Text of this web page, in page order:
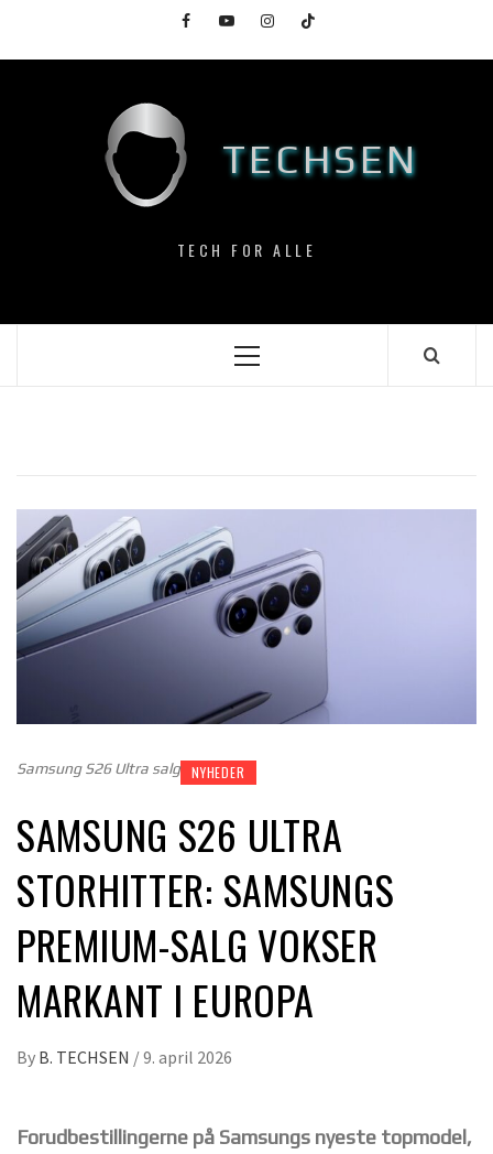
content
FacebookYouTubeInstagramTikTok
TECHSEN
TECH FOR ALLE
Primary
Samsung S26 Ultra salg NYHEDER
SAMSUNG S26 ULTRA
STORHITTER: SAMSUNGS
PREMIUM-SALG VOKSER
MARKANT I EUROPA
By B. TECHSEN /9. april 2026
Forudbestillingerne på Samsungs nyeste topmodel,